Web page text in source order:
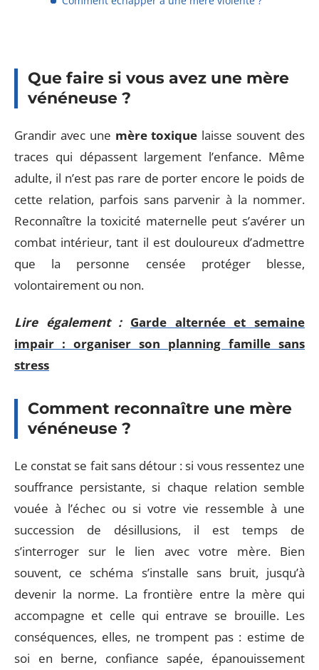
Que faire si vous avez une mère
vénéneuse ?
Grandir avec une mère toxique laisse souvent des
traces qui dépassent largement l’enfance. Même
adulte, il n’est pas rare de porter encore le poids de
cette relation, parfois sans parvenir à la nommer.
Reconnaître la toxicité maternelle peut s’avérer un
combat intérieur, tant il est douloureux d’admettre
que la personne censée protéger blesse,
volontairement ou non.
Lire également : Garde alternée et semaine
impair : organiser son planning famille sans
stress
Comment reconnaître une mère
vénéneuse ?
Le constat se fait sans détour : si vous ressentez une
souffrance persistante, si chaque relation semble
vouée à l’échec ou si votre vie ressemble à une
succession de désillusions, il est temps de
s’interroger sur le lien avec votre mère. Bien
souvent, ce schéma s’installe sans bruit, jusqu’à
devenir la norme. La frontière entre la mère qui
accompagne et celle qui entrave se brouille. Les
conséquences, elles, ne trompent pas : estime de
soi en berne, confiance sapée, épanouissement